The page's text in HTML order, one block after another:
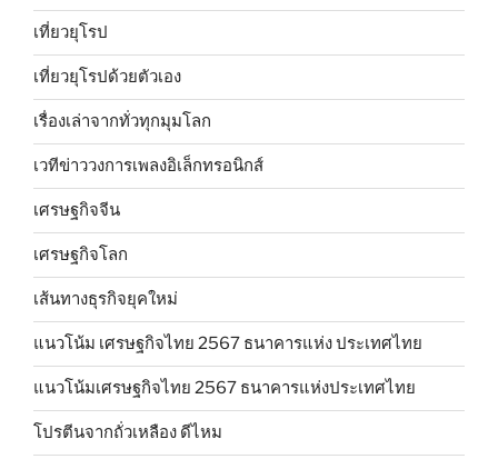
เที่ยวยุโรป
เที่ยวยุโรปด้วยตัวเอง
เรื่องเล่าจากทั่วทุกมุมโลก
เวทีข่าววงการเพลงอิเล็กทรอนิกส์
เศรษฐกิจจีน
เศรษฐกิจโลก
เส้นทางธุรกิจยุคใหม่
แนวโน้ม เศรษฐกิจไทย 2567 ธนาคารแห่ง ประเทศไทย
แนวโน้มเศรษฐกิจไทย 2567 ธนาคารแห่งประเทศไทย
โปรตีนจากถั่วเหลือง ดีไหม